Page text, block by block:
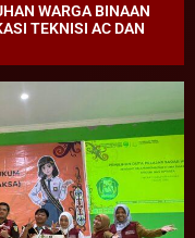
WARGA BINAAN
TEKNISI AC DAN